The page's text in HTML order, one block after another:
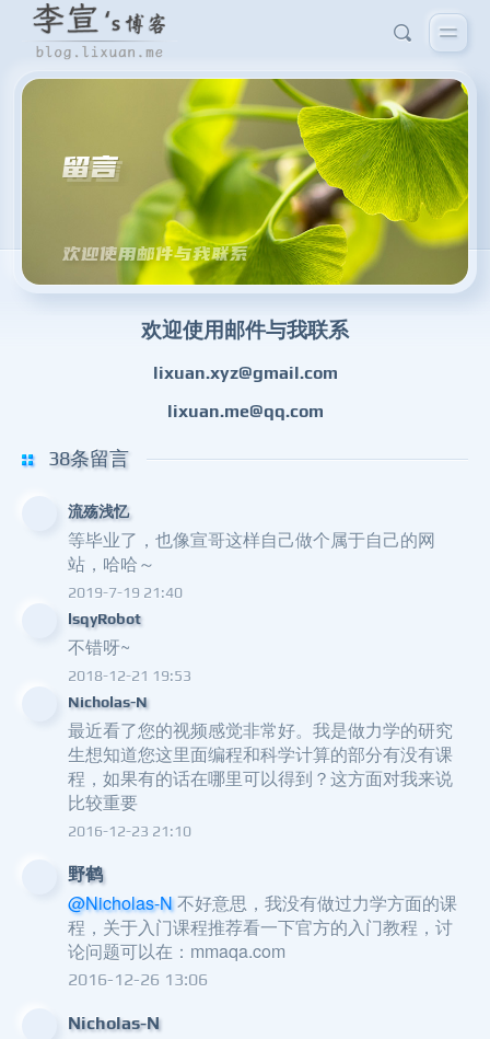
留言
欢迎使用邮件与我联系
欢迎使用邮件与我联系
lixuan.xyz@gmail.com
lixuan.me@qq.com
38条留言
流殇浅忆
等毕业了，也像宣哥这样自己做个属于自己的网
站，哈哈～
2019-7-19 21:40
lsqyRobot
不错呀~
2018-12-21 19:53
Nicholas-N
最近看了您的视频感觉非常好。我是做力学的研究
生想知道您这里面编程和科学计算的部分有没有课
程，如果有的话在哪里可以得到？这方面对我来说
比较重要
2016-12-23 21:10
野鹤
@Nicholas-N不好意思，我没有做过力学方面的课
程，关于入门课程推荐看一下官方的入门教程，讨
论问题可以在：mmaqa.com
2016-12-26 13:06
Nicholas-N